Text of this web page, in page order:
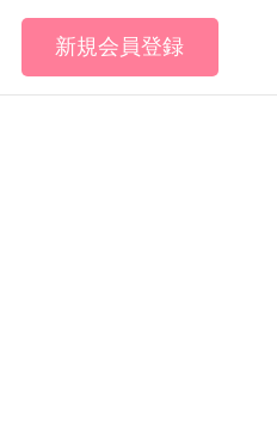
新規会員登録